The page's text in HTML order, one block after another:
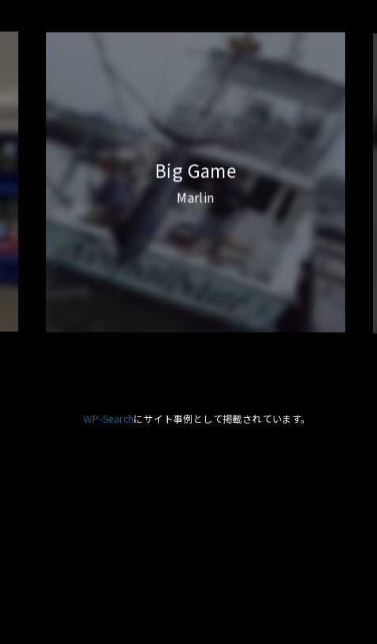
Big Game
Marlin
WP-Searchにサイト事例として掲載されています。